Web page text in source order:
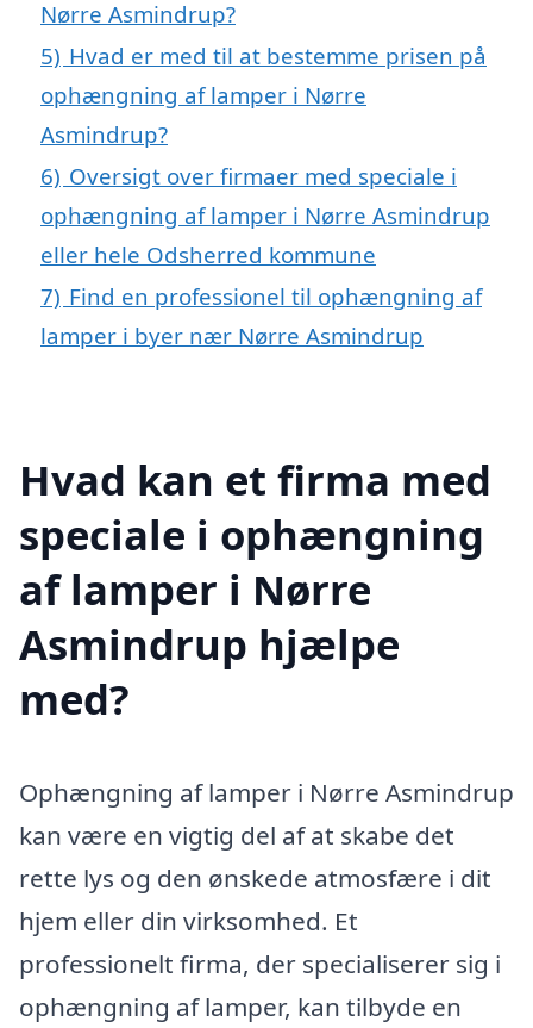
Nørre Asmindrup?
5) Hvad er med til at bestemme prisen på
ophængning af lamper i Nørre
Asmindrup?
6) Oversigt over firmaer med speciale i
ophængning af lamper i Nørre Asmindrup
eller hele Odsherred kommune
7) Find en professionel til ophængning af
lamper i byer nær Nørre Asmindrup
Hvad kan et firma med
speciale i ophængning
af lamper i Nørre
Asmindrup hjælpe
med?
Ophængning af lamper i Nørre Asmindrup
kan være en vigtig del af at skabe det
rette lys og den ønskede atmosfære i dit
hjem eller din virksomhed. Et
professionelt firma, der specialiserer sig i
ophængning af lamper, kan tilbyde en